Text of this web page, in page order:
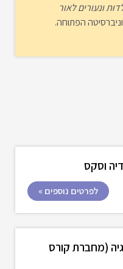
ונעורים לאור
לפרטים נוספים »
(מחברת קורס